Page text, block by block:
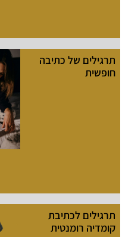
תרגילים של כתיבה
חופשית
תרגילים לכתיבת
קומדיה רומנטית